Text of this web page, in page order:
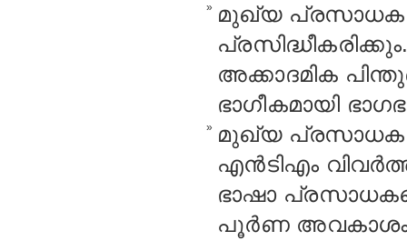
» മുഖ്യ
അക്കാദമിക
ഭാഗീകമായി
» മുഖ്യ
എന്‍ടിഎം
ഭാഷാ
പൂര്‍ണ അവകാശം